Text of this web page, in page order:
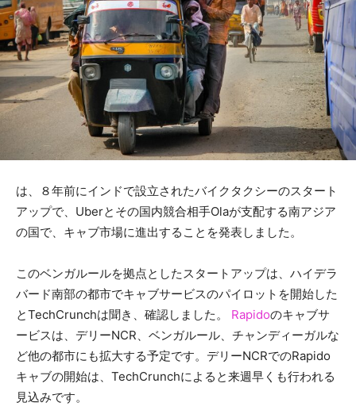
は、８年前にインドで設立されたバイクタクシーのスタート
アップで、Uberとその国内競合相手Olaが支配する南アジア
の国で、キャブ市場に進出することを発表しました。
このベンガルールを拠点としたスタートアップは、ハイデラ
バード南部の都市でキャブサービスのパイロットを開始した
とTechCrunchは聞き、確認しました。 Rapidoのキャブサ
ービスは、デリーNCR、ベンガルール、チャンディーガルな
ど他の都市にも拡大する予定です。デリーNCRでのRapido
キャブの開始は、TechCrunchによると来週早くも行われる
見込みです。